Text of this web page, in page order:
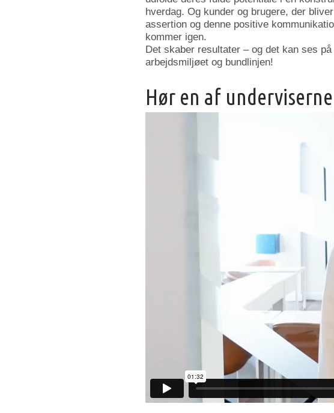
hverdag. Og kunder og brugere, der
assertion og denne positive
kommer igen.
Det skaber resultater – og det kan ses på
arbejdsmiljøet og bundlinjen!
Hør en af